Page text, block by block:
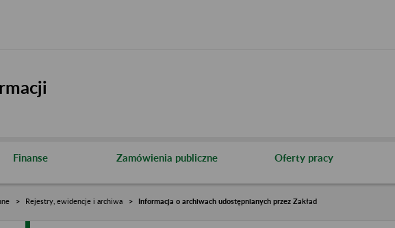
Finanse Zamówienia publiczne Oferty pracy
Rejestry, ewidencje i archiwa Informacja o archiwach udostępnianych przez Zakład